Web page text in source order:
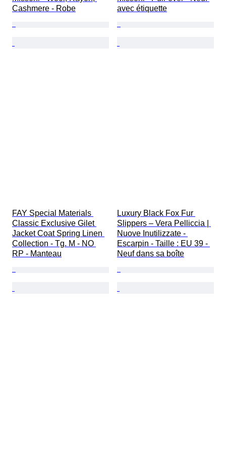
Cashmere - Robe
avec étiquette
FAY Special Materials
Classic Exclusive Gilet
Jacket Coat Spring Linen
Collection - Tg. M - NO
RP - Manteau
Luxury Black Fox Fur
Slippers – Vera Pelliccia |
Nuove Inutilizzate -
Escarpin - Taille : EU 39 -
Neuf dans sa boîte